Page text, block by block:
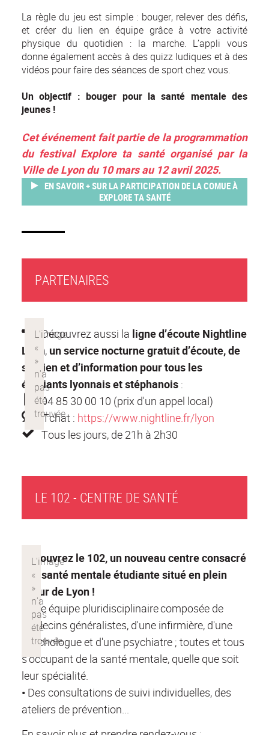
La règle du jeu est simple : bouger, relever des défis,
et créer du lien en équipe grâce à votre activité
physique du quotidien : la marche. L’appli vous
donne également accès à des quizz ludiques et à des
vidéos pour faire des séances de sport chez vous.
Un objectif : bouger pour la santé mentale des
jeunes !
Cet événement fait partie de la programmation
du festival Explore ta santé organisé par la
Ville de Lyon du 10 mars au 12 avril 2025.
EN SAVOIR + SUR LA PARTICIPATION DE LA COMUE À
EXPLORE TA SANTÉ
PARTENAIRES
Découvrezaussi la ligne d’écoute Nightline
Lyon, un service nocturne gratuit d’écoute, de
soutien et d’information pour tous les
étudiants lyonnais et stéphanois :
04 85 30 00 10 (prix d'un appel local)
Tchat : https://www.nightline.fr/lyon
Tous les jours, de 21h à 2h30
LE 102 - CENTRE DE SANTÉ
Découvrez le 102, un nouveau centre consacré
à la santé mentale étudiante situé en plein
coeur de Lyon !
Une équipe pluridisciplinaire composée de
médecins généralistes, d'une infirmière, d'une
psychologue et d'une psychiatre ; toutes et tous
s'occupant de la santé mentale, quelle que soit
leur spécialité.
• Des consultations de suivi individuelles, des
ateliers de prévention...